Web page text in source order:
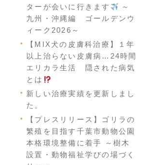
ターが会いに行きます
～
九州・沖縄編 ゴールデンウ
ィーク2026～
【MIX犬の皮膚科治療】１年
以上治らない皮膚病…24時間
エリカラ生活 隠された病気
とは
新しい治療実績を更新しまし
た。
【プレスリリース】ゴリラの
繁殖を目指す千葉市動物公園
本格環境整備に着手 ～樹木
設置・動物福祉学びの場づく